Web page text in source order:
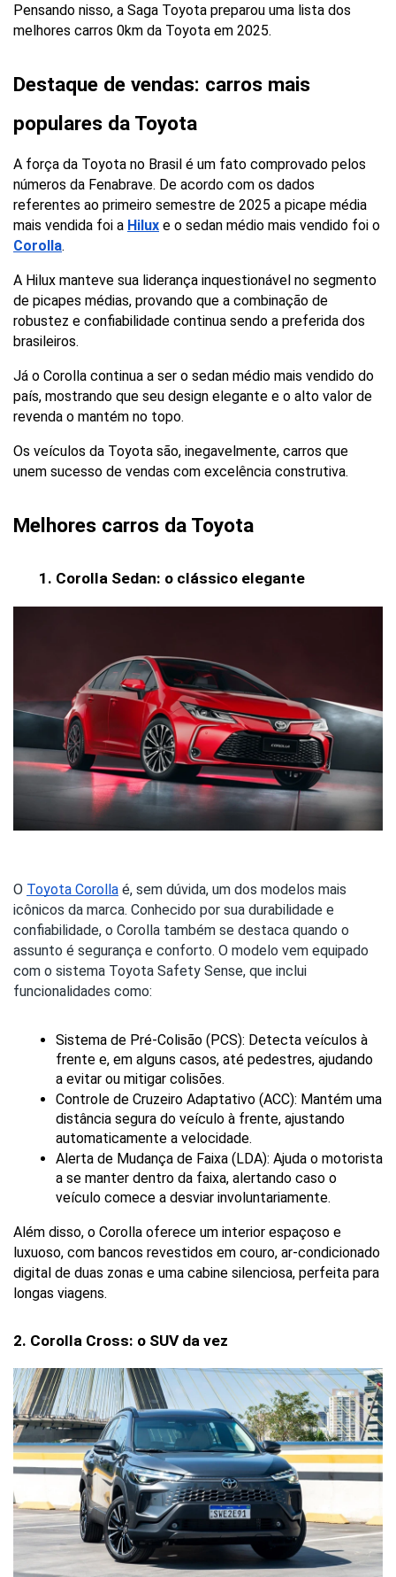
Pensando nisso, a Saga Toyota preparou uma lista dos
melhores carros 0km da Toyota em 2025.
Destaque de vendas: carros mais
populares da Toyota
A força da Toyota no Brasil é um fato comprovado pelos
números da Fenabrave. De acordo com os dados
referentes ao primeiro semestre de 2025 a picape média
mais vendida foi a Hilux
Corolla.
A Hilux manteve sua liderança inquestionável no segmento
de picapes médias, provando que a combinação de
robustez e confiabilidade continua sendo a preferida dos
brasileiros.
Já o Corolla continua a ser o sedan médio mais vendido do
país, mostrando que seu design elegante e o alto valor de
revenda o mantém no topo.
Os veículos da Toyota são, inegavelmente, carros que
unem sucesso de vendas com excelência construtiva.
Melhores carros da Toyota
Corolla Sedan: o clássico elegante
O Toyota Corolla é, sem dúvida, um dos modelos mais
icônicos da marca. Conhecido por sua durabilidade e
confiabilidade, o Corolla também se destaca quando o
assunto é segurança e conforto. O modelo vem equipado
com o sistema Toyota Safety Sense, que inclui
funcionalidades como:
Sistema de Pré-Colisão (PCS): Detecta veículos à
frente e, em alguns casos, até pedestres, ajudando
a evitar ou mitigar colisões.
Controle de Cruzeiro Adaptativo (ACC): Mantém uma
distância segura do veículo à frente, ajustando
automaticamente a velocidade.
Alerta de Mudança de Faixa (LDA): Ajuda o motorista
a se manter dentro da faixa, alertando caso o
veículo comece a desviar involuntariamente.
Além disso, o Corolla oferece um interior espaçoso e
luxuoso, com bancos revestidos em couro, ar-condicionado
digital de duas zonas e uma cabine silenciosa, perfeita para
longas viagens.
2. Corolla Cross: o SUV da vez